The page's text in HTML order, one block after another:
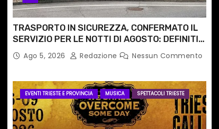
TRASPORTO IN SICUREZZA, CONFERMATO IL
SERVIZIO PER LE NOTTI DI AGOSTO: DEFINITI
PERCORSI, FERMATE E ORARIO
Ago 5, 2026 Redazione Nessun Commento
EVENTI TRIESTE E PROVINCIA MUSICA SPETTACOLI TRIESTE